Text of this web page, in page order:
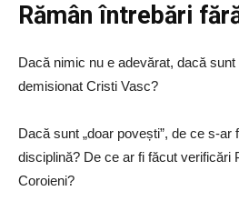
Rămân întrebări
Dacă nimic nu e adevărat, dacă sunt
demisionat Cristi Vasc?
Dacă sunt „doar povești”, de ce s-
disciplină? De ce ar fi făcut verificări
Coroieni?